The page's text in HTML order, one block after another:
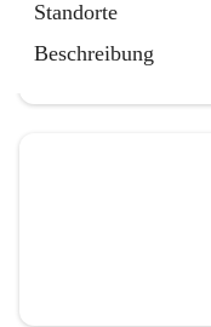
Standorte
Beschreibung